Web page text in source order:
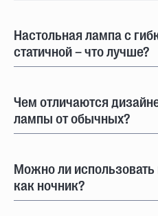
Настольная лампа с
статичной – что лучше?
Чем отличаются
лампы от обычных?
Можно ли
как ночник?